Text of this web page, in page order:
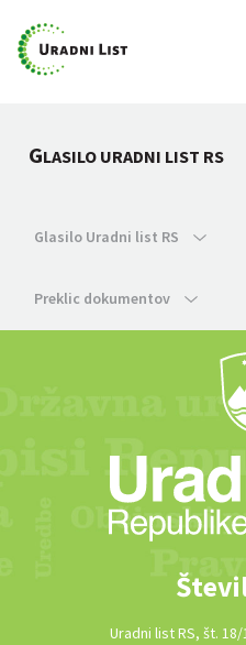
GLASILO URADNI LIST RS
Glasilo Uradni list RS
Preklic dokumentov
Uradni list RS, št.